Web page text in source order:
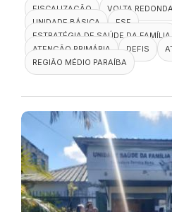
FISCALIZAÇÃO
VOLTA
UNIDADE BÁSICA
ESF
ESTRATÉGIA DE SAÚDE DA FAMÍLIA
ATENÇÃO PRIMÁRIA
DEFIS
REGIÃO MÉDIO PARAÍBA